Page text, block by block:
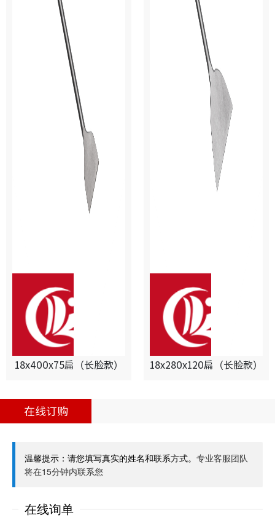
18x400x75扁（长脸款） 18x280x120扁（长脸款）
在线订购